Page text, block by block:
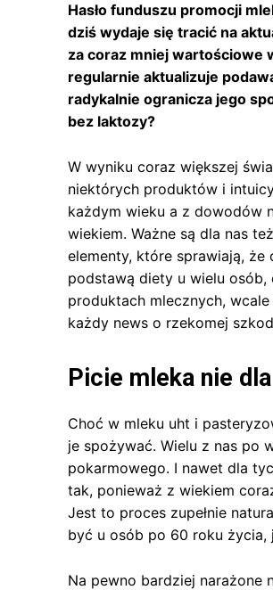
Hasło funduszu promocji
dziś wydaje się tracić na
za coraz mniej wartościowe
regularnie aktualizuje
radykalnie ogranicza jego
bez laktozy?
W wyniku coraz większej
niektórych produktów i
każdym wieku a z dowodów
wiekiem. Ważne są dla nas
elementy, które sprawiają,
podstawą diety u wielu osób,
produktach mlecznych,
każdy news o rzekomej
Picie mleka nie
Choć w mleku uht i
je spożywać. Wielu z nas po
pokarmowego. I nawet dla
tak, ponieważ z wiekiem
Jest to proces zupełnie
być u osób po 60 roku życia,
Na pewno bardziej narażone